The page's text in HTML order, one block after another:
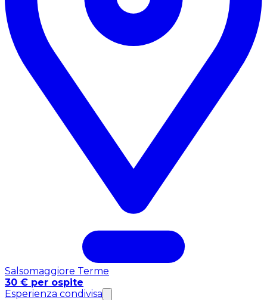
Salsomaggiore Terme
30 € per ospite
Esperienza condivisa